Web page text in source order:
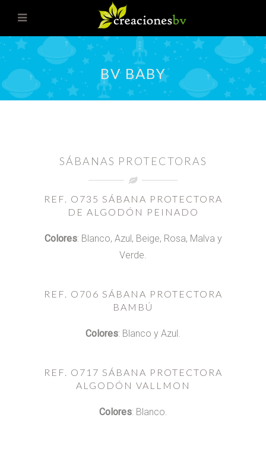
BV BABY
SÁBANAS PROTECTORAS
REF. O735 SÁBANA PROTECTORA
DE ALGODÓN PEINADO
Colores: Blanco, Azul, Beige, Rosa, Malva y
Verde.
REF. O706 SÁBANA PROTECTORA
BAMBÚ
Colores: Blanco y Azul.
REF. O717 SÁBANA PROTECTORA
ALGODÓN VALLMON
Colores: Blanco.